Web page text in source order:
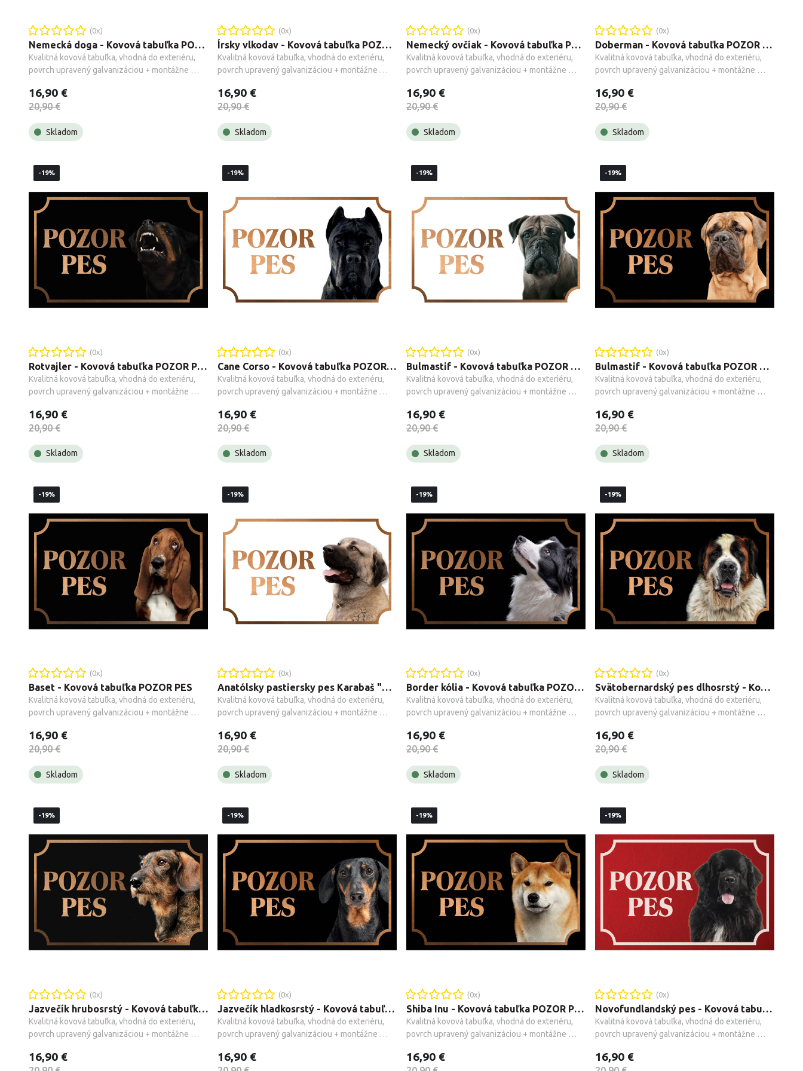
(0x)
Nemecká doga - Kovová tabuľka POZOR PES
Kvalitná kovová tabuľka, vhodná do exteriéru,
povrch upravený galvanizáciou + montážne
16,90 €
20,90 €
Skladom
(0x)
Írsky vlkodav - Kovová tabuľka POZOR PES
Kvalitná kovová tabuľka, vhodná do exteriéru,
povrch upravený galvanizáciou + montážne
16,90 €
20,90 €
Skladom
(0x)
Nemecký ovčiak - Kovová tabuľka POZOR PES
Kvalitná kovová tabuľka, vhodná do exteriéru,
povrch upravený galvanizáciou + montážne
16,90 €
20,90 €
Skladom
(0x)
Doberman - Kovová tabuľka POZOR PES
Kvalitná kovová tabuľka, vhodná do exteriéru,
povrch upravený galvanizáciou + montážne
16,90 €
20,90 €
Skladom
-19%
(0x)
Rotvajler - Kovová tabuľka POZOR PES
Kvalitná kovová tabuľka, vhodná do exteriéru,
povrch upravený galvanizáciou + montážne
16,90 €
20,90 €
Skladom
-19%
(0x)
Cane Corso - Kovová tabuľka POZOR PES
Kvalitná kovová tabuľka, vhodná do exteriéru,
povrch upravený galvanizáciou + montážne
16,90 €
20,90 €
Skladom
-19%
(0x)
Bulmastif - Kovová tabuľka POZOR PES
Kvalitná kovová tabuľka, vhodná do exteriéru,
povrch upravený galvanizáciou + montážne
16,90 €
20,90 €
Skladom
-19%
(0x)
Bulmastif - Kovová tabuľka POZOR PES
Kvalitná kovová tabuľka, vhodná do exteriéru,
povrch upravený galvanizáciou + montážne
16,90 €
20,90 €
Skladom
-19%
(0x)
Baset - Kovová tabuľka POZOR PES
Kvalitná kovová tabuľka, vhodná do exteriéru,
povrch upravený galvanizáciou + montážne
16,90 €
20,90 €
Skladom
-19%
(0x)
Anatólsky pastiersky pes Karabaš "Kangal" - Kovová tabuľka POZOR PES
Kvalitná kovová tabuľka, vhodná do exteriéru,
povrch upravený galvanizáciou + montážne
16,90 €
20,90 €
Skladom
-19%
(0x)
Border kólia - Kovová tabuľka POZOR PES
Kvalitná kovová tabuľka, vhodná do exteriéru,
povrch upravený galvanizáciou + montážne
16,90 €
20,90 €
Skladom
-19%
(0x)
Svätobernardský pes dlhosrstý - Kovová tabuľka POZOR PES
Kvalitná kovová tabuľka, vhodná do exteriéru,
povrch upravený galvanizáciou + montážne
16,90 €
20,90 €
Skladom
-19%
(0x)
Jazvečík hrubosrstý - Kovová tabuľka POZOR PES
Kvalitná kovová tabuľka, vhodná do exteriéru,
povrch upravený galvanizáciou + montážne
16,90 €
-19%
(0x)
Jazvečík hladkosrstý - Kovová tabuľka POZOR PES
Kvalitná kovová tabuľka, vhodná do exteriéru,
povrch upravený galvanizáciou + montážne
16,90 €
-19%
(0x)
Shiba Inu - Kovová tabuľka POZOR PES
Kvalitná kovová tabuľka, vhodná do exteriéru,
povrch upravený galvanizáciou + montážne
16,90 €
-19%
(0x)
Novofundlandský pes - Kovová tabuľka POZOR PES
Kvalitná kovová tabuľka, vhodná do exteriéru,
povrch upravený galvanizáciou + montážne
16,90 €